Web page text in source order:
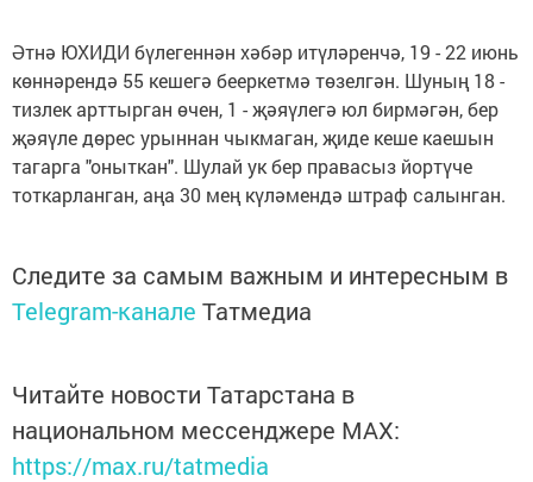
Әтнә ЮХИДИ бүлегеннән хәбәр итүләренчә, 19 - 22 июнь
көннәрендә 55 кешегә бееркетмә төзелгән. Шуның 18 -
тизлек арттырган өчен, 1 - җәяүлегә юл бирмәгән, бер
җәяүле дөрес урыннан чыкмаган, җиде кеше каешын
тагарга "оныткан". Шулай ук бер правасыз йортүче
тоткарланган, аңа 30 мең күләмендә штраф салынган.
Следите за самым важным и интересным в
Telegram-канале Татмедиа
Читайте новости Татарстана в
национальном мессенджере MАХ:
https://max.ru/tatmedia